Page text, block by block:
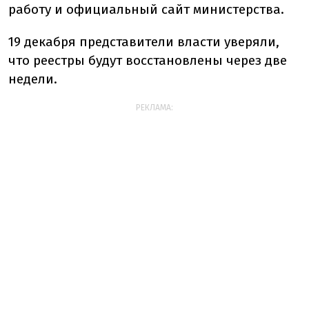
работу и официальный сайт министерства.
19 декабря представители власти уверяли,
что реестры будут восстановлены через две
недели.
РЕКЛАМА: